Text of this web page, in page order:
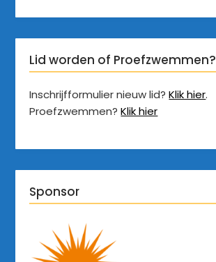
Lid worden of Proefzwemmen?
Inschrijfformulier nieuw lid?Klik hier.
Proefzwemmen?Klik hier
Sponsor